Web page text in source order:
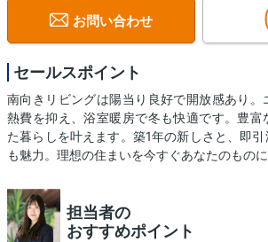
お問い合わせ
セールスポイント
南向きリビングは陽当り良好で開放感あり。
熱費を抑え、浴室暖房で冬も快適です。豊富
た暮らしを叶えます。築1年の新しさと、即
も魅力。理想の住まいを今すぐあなたのものに
担当者の
おすすめポイント